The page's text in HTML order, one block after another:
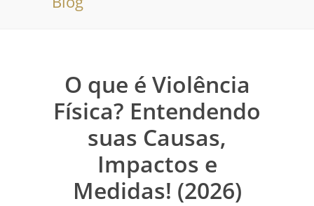
O que é Violência
Física? Entendendo
suas Causas,
Impactos e
Medidas! (2026)